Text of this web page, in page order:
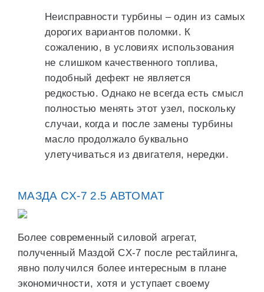
Неисправности турбины – один из самых
дорогих вариантов поломки. К
сожалению, в условиях использования
не слишком качественного топлива,
подобный дефект не является
редкостью. Однако не всегда есть смысл
полностью менять этот узел, поскольку
случаи, когда и после замены турбины
масло продолжало буквально
улетучиваться из двигателя, нередки.
МАЗДА CX-7 2.5 АВТОМАТ
Более современный силовой агрегат,
полученный Маздой CX-7 после рестайлинга,
явно получился более интересным в плане
экономичности, хотя и уступает своему